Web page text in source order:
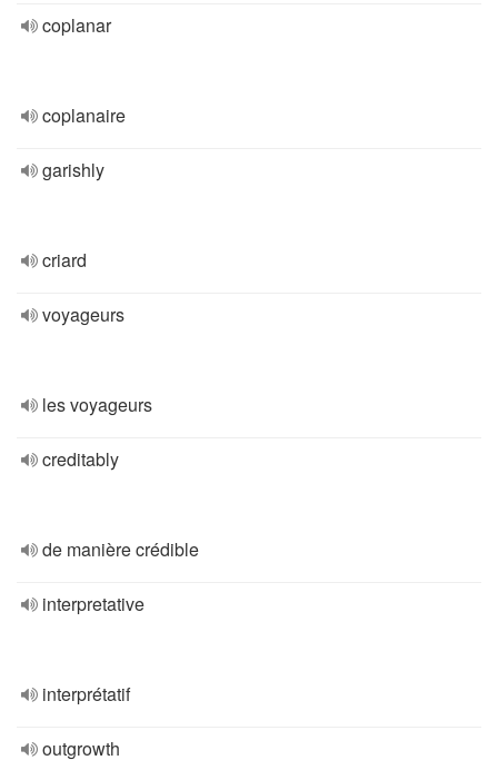
coplanar
coplanaire
garishly
criard
voyageurs
les voyageurs
creditably
de manière crédible
interpretative
interprétatif
outgrowth